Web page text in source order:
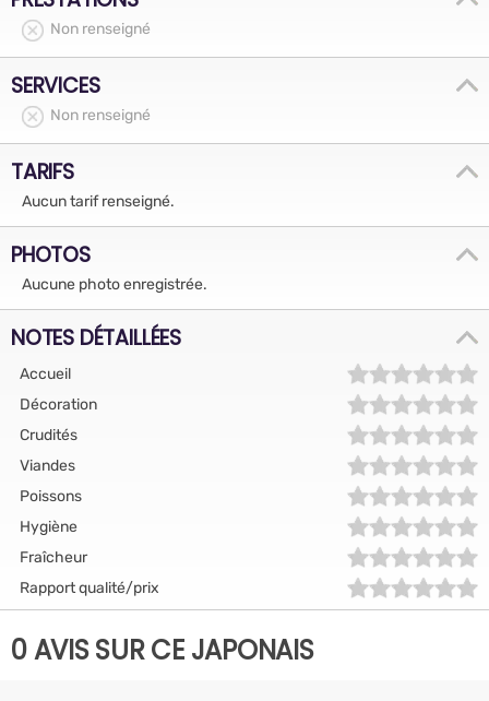
Non renseigné
SERVICES
Non renseigné
TARIFS
Aucun tarif renseigné.
PHOTOS
Aucune photo enregistrée.
NOTES DÉTAILLÉES
Accueil
Décoration
Crudités
Viandes
Poissons
Hygiène
Fraîcheur
Rapport qualité/prix
0 AVIS SUR CE JAPONAIS